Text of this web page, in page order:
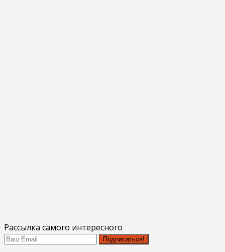
Рассылка самого интересного
Подписаться!